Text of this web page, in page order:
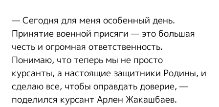
— Сегодня для меня особенный день.
Принятие военной присяги — это большая
честь и огромная ответственность.
Понимаю, что теперь мы не просто
курсанты, а настоящие защитники Родины, и
сделаю все, чтобы оправдать доверие, —
поделился курсант Арлен Жакашбаев.